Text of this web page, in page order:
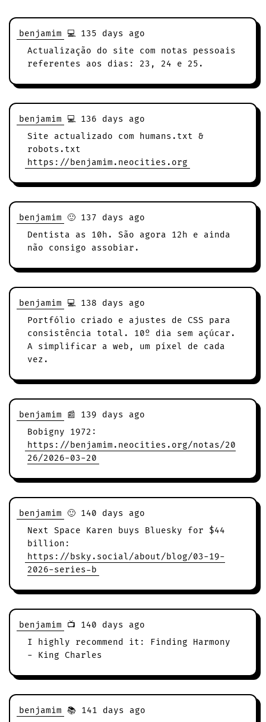
benjamim 💻 135 days ago
Actualização do site com notas pessoais
referentes aos dias: 23, 24 e 25.
benjamim 💻 136 days ago
Site actualizado com humans.txt &
robots.txt
https://benjamim.neocities.org
benjamim 🙂 137 days ago
Dentista as 10h. São agora 12h e ainda
não consigo assobiar.
benjamim 💻 138 days ago
Portfólio criado e ajustes de CSS para
consistência total. 10º dia sem açúcar.
A simplificar a web, um píxel de cada
vez.
benjamim 📰 139 days ago
Bobigny 1972:
https://benjamim.neocities.org/notas/20
26/2026-03-20
benjamim 🙂 140 days ago
Next Space Karen buys Bluesky for $44
billion:
https://bsky.social/about/blog/03-19-
2026-series-b
benjamim 📺 140 days ago
I highly recommend it: Finding Harmony
- King Charles
benjamim 📚 141 days ago